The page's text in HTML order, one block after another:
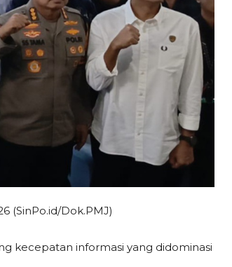
(SinPo.id/Dok.PMJ)
kecepatan informasi yang didominasi